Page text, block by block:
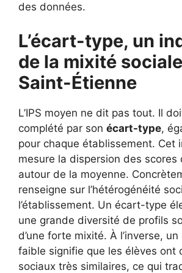
des données.
L’écart-type, un
de la mixité
Saint-Étienne
L’IPS moyen ne dit pas tout. Il
complété par son écart-type,
pour chaque établissement. Cet
mesure la dispersion des scores
autour de la moyenne.
renseigne sur l’hétérogénéité
l’établissement. Un écart-type
une grande diversité de profils
d’une forte mixité. À l’inverse,
faible signifie que les élèves ont
sociaux très similaires, ce qui